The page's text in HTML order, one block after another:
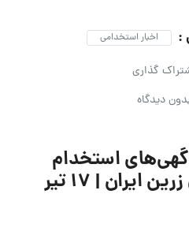
: اخبار استخدامی
گذاری
دیدگاه
استخدام
شرکت صنایع چینی زرین ایران | ۱۷ تیر